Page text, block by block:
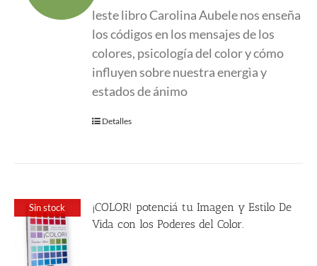
era:
24.00 €.
es:
18.00 €.
leste libro Carolina Aubele nos enseña
los códigos en los mensajes de los
colores, psicología del color y cómo
influyen sobre nuestra energìa y
estados de ánimo
Detalles
Sin stock
¡COLOR! potenciá tu Imagen y Estilo De
Vida con los Poderes del Color.